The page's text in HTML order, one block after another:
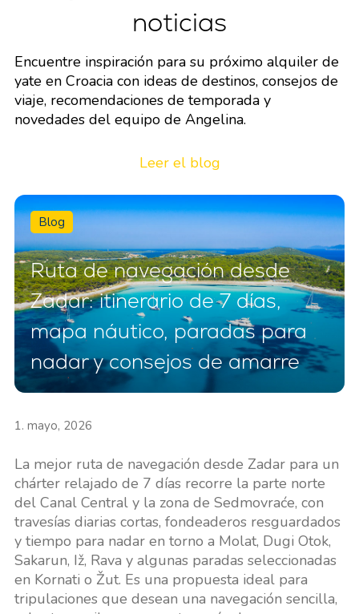
noticias
Encuentre inspiración para su próximo alquiler de
yate en Croacia con ideas de destinos, consejos de
viaje, recomendaciones de temporada y
novedades del equipo de Angelina.
Leer el blog
Blog
Ruta de navegación desde
Zadar: itinerario de 7 días,
mapa náutico, paradas para
nadar y consejos de amarre
1. mayo, 2026
La mejor ruta de navegación desde Zadar para un
chárter relajado de 7 días recorre la parte norte
del Canal Central y la zona de Sedmovraće, con
travesías diarias cortas, fondeaderos resguardados
y tiempo para nadar en torno a Molat, Dugi Otok,
Sakarun, Iž, Rava y algunas paradas seleccionadas
en Kornati o Žut. Es una propuesta ideal para
tripulaciones que desean una navegación sencilla,